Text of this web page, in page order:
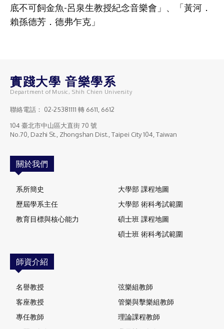
底不可飼金魚-呂泉生教授紀念音樂會」、「黃河．
賴孫德芳．德弗乍克」
實踐大學 音樂學系
Department of Music, Shih Chien University
聯絡電話： 02-25381111 轉 6611, 6612
104 臺北市中山區大直街 70 號
No.70, Dazhi St., Zhongshan Dist., Taipei City 104, Taiwan
關於我們
系所簡史
歷屆學系主任
教育目標與核心能力
大學部 課程地圖
大學部 術科考試範圍
碩士班 課程地圖
碩士班 術科考試範圍
師資介紹
名譽教授
客座教授
專任教師
弦樂組教師
管樂與擊樂組教師
理論課程教師